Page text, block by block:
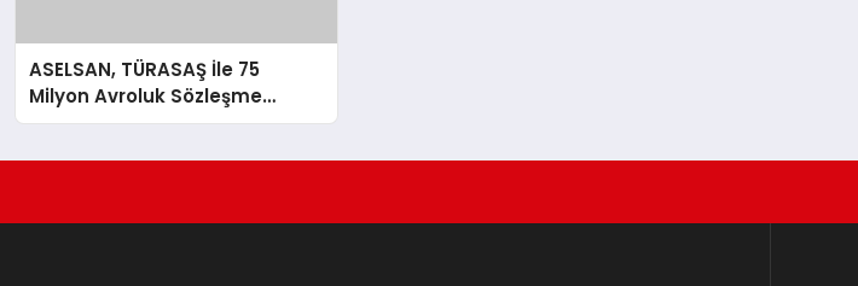
ASELSAN, TÜRASAŞ İle 75
Milyon Avroluk Sözleşme
İmzaladı